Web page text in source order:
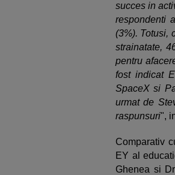
succes in
respondenti
(3%). Totusi,
strainatate,
pentru
fost indicat
SpaceX si
urmat de
raspunsuri",
Comparativ
EY al
Ghenea si